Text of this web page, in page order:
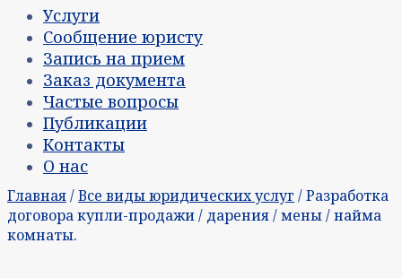
Услуги
Сообщение юристу
Запись на прием
Заказ документа
Частые вопросы
Публикации
Контакты
О нас
Главная/Все виды юридических услуг / Разработка
договора купли-продажи / дарения / мены / найма
комнаты.